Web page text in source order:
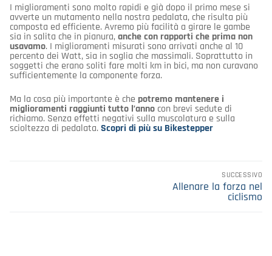
I miglioramenti sono molto rapidi e già dopo il primo mese si
avverte un mutamento nella nostra pedalata, che risulta più
composta ed efficiente. Avremo più facilità a girare le gambe
sia in salita che in pianura, anche con rapporti che prima non
usavamo. I miglioramenti misurati sono arrivati anche al 10
percento dei Watt, sia in soglia che massimali. Soprattutto in
soggetti che erano soliti fare molti km in bici, ma non curavano
sufficientemente la componente forza.
Ma la cosa più importante è che potremo mantenere i
miglioramenti raggiunti tutto l’anno con brevi sedute di
richiamo. Senza effetti negativi sulla muscolatura e sulla
scioltezza di pedalata.Scopri di più su Bikestepper
SUCCESSIVO
Articolo
Allenare la forza nel
ciclismo